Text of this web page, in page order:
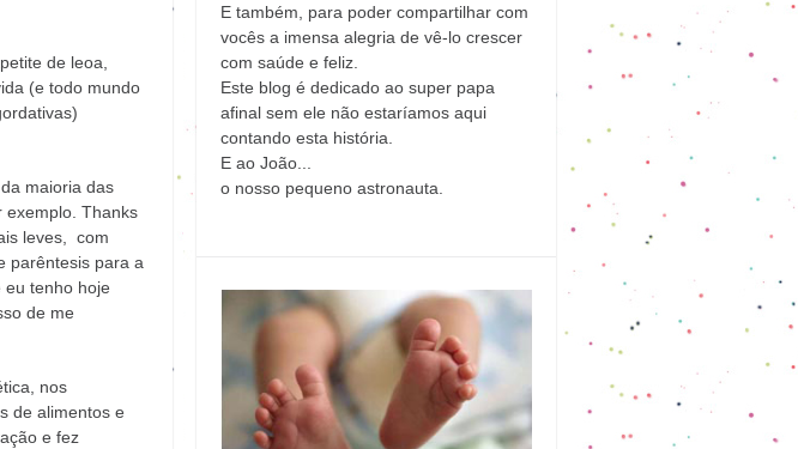
de leoa,
(e todo mundo
maioria das
exemplo. Thanks
leves, com
parêntesis para a
eu tenho hoje
de me
nos
de alimentos e
e fez
E também, para poder compartilhar com
vocês a imensa alegria de vê-lo crescer
com saúde e feliz.
Este blog é dedicado ao super papa
afinal sem ele não estaríamos aqui
contando esta história.
E ao João...
o nosso pequeno astronauta.